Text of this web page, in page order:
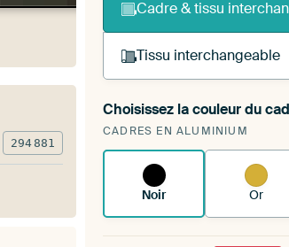
Cadre & tissu
Tissu interchangeable
Vous tendez une
d'art existantVoici
Choisissez la couleur du
CADRES EN ALUMINIUM
Noir Or
294881